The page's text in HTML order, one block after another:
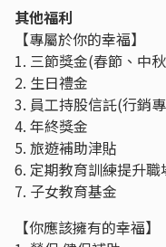
其他福利
【專屬於你的幸福】
1. 三節獎金(春節、中
2. 生日禮金
3. 員工持股信託(行銷
4. 年終獎金
5. 旅遊補助津貼
6. 定期教育訓練提升職
7. 子女教育基金
【你應該擁有的幸福】